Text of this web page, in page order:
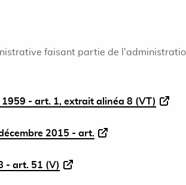
faisant partie de
- art. 1, extrait alinéa 8 (VT)
2015 - art.
- art. 51 (V)